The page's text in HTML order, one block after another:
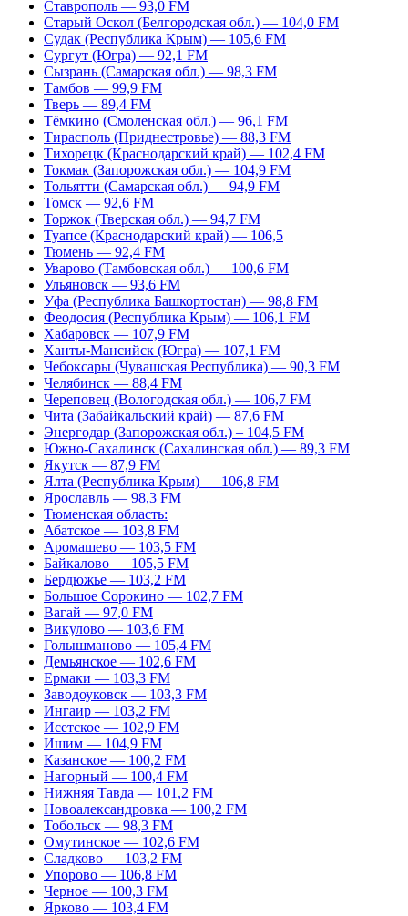
Ставрополь — 93,0 FM
Старый Оскол (Белгородская обл.) — 104,0 FM
Судак (Республика Крым) — 105,6 FM
Сургут (Югра) — 92,1 FM
Сызрань (Самарская обл.) — 98,3 FM
Тамбов — 99,9 FM
Тверь — 89,4 FM
Тёмкино (Смоленская обл.) — 96,1 FM
Тирасполь (Приднестровье) — 88,3 FM
Тихорецк (Краснодарский край) — 102,4 FM
Токмак (Запорожская обл.) — 104,9 FM
Тольятти (Самарская обл.) — 94,9 FM
Томск — 92,6 FM
Торжок (Тверская обл.) — 94,7 FM
Туапсе (Краснодарский край) — 106,5
Тюмень — 92,4 FM
Уварово (Тамбовская обл.) — 100,6 FM
Ульяновск — 93,6 FM
Уфа (Республика Башкортостан) — 98,8 FM
Феодосия (Республика Крым) — 106,1 FM
Хабаровск — 107,9 FM
Ханты-Мансийск (Югра) — 107,1 FM
Чебоксары (Чувашская Республика) — 90,3 FM
Челябинск — 88,4 FM
Череповец (Вологодская обл.) — 106,7 FM
Чита (Забайкальский край) — 87,6 FM
Энергодар (Запорожская обл.) – 104,5 FM
Южно-Сахалинск (Сахалинская обл.) — 89,3 FM
Якутск — 87,9 FM
Ялта (Республика Крым) — 106,8 FM
Ярославль — 98,3 FM
Тюменская область:
Абатское — 103,8 FM
Аромашево — 103,5 FM
Байкалово — 105,5 FM
Бердюжье — 103,2 FM
Большое Сорокино — 102,7 FM
Вагай — 97,0 FM
Викулово — 103,6 FM
Голышманово — 105,4 FM
Демьянское — 102,6 FM
Ермаки — 103,3 FM
Заводоуковск — 103,3 FM
Ингаир — 103,2 FM
Исетское — 102,9 FM
Ишим — 104,9 FM
Казанское — 100,2 FM
Нагорный — 100,4 FM
Нижняя Тавда — 101,2 FM
Новоалександровка — 100,2 FM
Тобольск — 98,3 FM
Омутинское — 102,6 FM
Сладково — 103,2 FM
Упорово — 106,8 FM
Черное — 100,3 FM
Ярково — 103,4 FM